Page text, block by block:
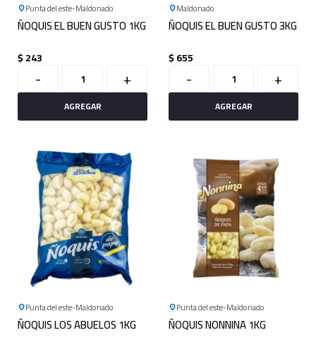
Punta del este Maldonado
ÑOQUIS EL BUEN GUSTO 1KG
$243
- +
Maldonado
ÑOQUIS EL BUEN GUSTO 3KG
$655
- +
Punta del este Maldonado
ÑOQUIS LOS ABUELOS 1KG
Punta del este Maldonado
ÑOQUIS NONNINA 1KG